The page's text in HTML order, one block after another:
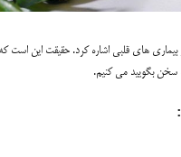
های قلبی اشاره کرد. حقیقت این است
سخن بگویید می کنیم.